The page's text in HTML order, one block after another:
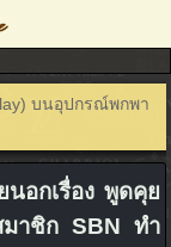
บนอุปกรณ์พกพา
อกเรื่อง พูดคุย
มาชิก SBN ทำ